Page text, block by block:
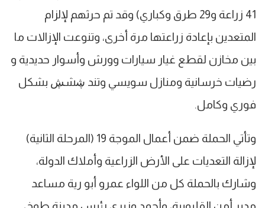
41 زراعة و29 طرق وكباري) وقد تم حرثهم لإلزام
المتعدين بإعادة زراعتها مرة أخرى، وتنوعت الإزالات ما
بين مخازن لقطع غيار سيارات وورش وأسوار حديدية و
رضيات خرسانية ومنازل سويسي وتند ڜشڜ بشكل
فوري وكامل.
وتأتي الحملة ضمن أعمال الموجة 19 (المرحلة الثانية)
لإزالة التعديات على الأرض الزراعية وأملاك الدولة،
وشارك بالحملة كل من اللواء عمرو أبو رية مساعد